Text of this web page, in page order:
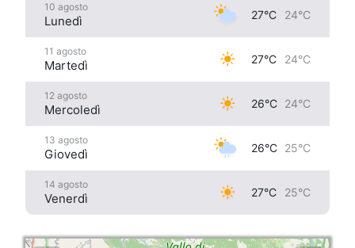
10 agosto
Lunedì 27°C 24°C
11 agosto
Martedì 27°C 24°C
12 agosto
Mercoledì 26°C 24°C
13 agosto
Giovedì 26°C 25°C
14 agosto
Venerdì 27°C 25°C